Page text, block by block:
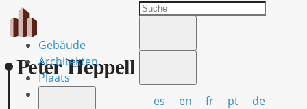
Gebäude
Architekten
Plaats
es en fr pt
de
Peter Heppell